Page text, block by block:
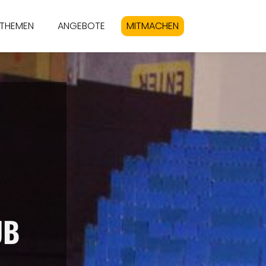
THEMEN ANGEBOTE MITMACHEN